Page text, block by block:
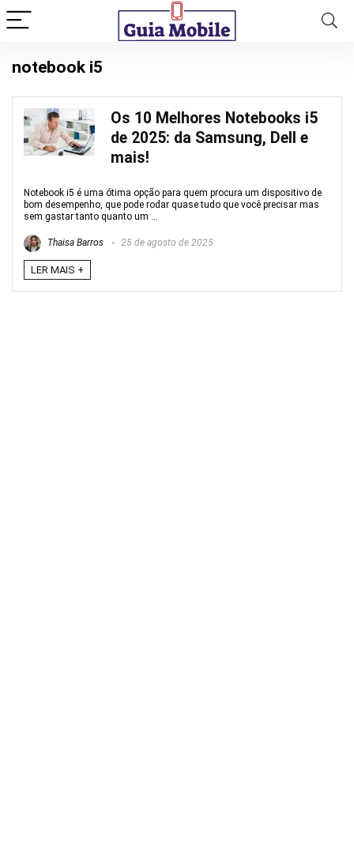
notebook i5
Os 10 Melhores Notebooks i5
de 2025: da Samsung, Dell e
mais!
Notebook i5 é uma ótima opção para quem procura um dispositivo de
bom desempenho, que pode rodar quase tudo que você precisar mas
sem gastar tanto quanto um ...
Thaisa Barros 25 de agosto de 2025
LER MAIS +